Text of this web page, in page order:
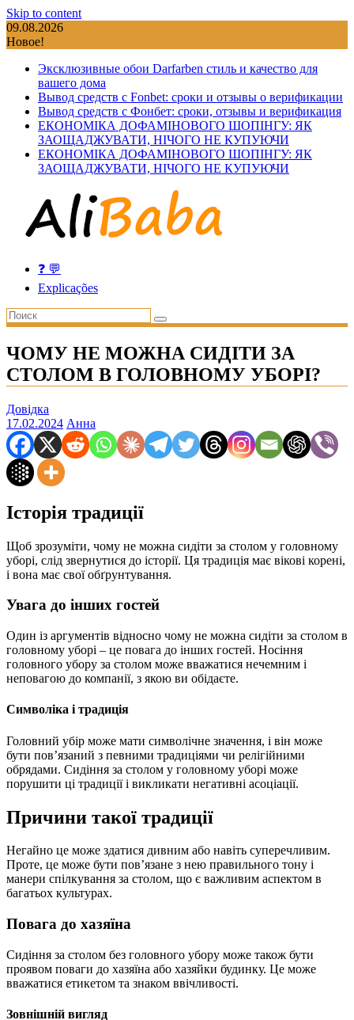
Skip to content
09.08.2026
Новое!
Эксклюзивные обои Darfarben стиль и качество для
вашего дома
Вывод средств с Fonbet: сроки и отзывы о верификации
Вывод средств с Фонбет: сроки, отзывы и верификация
ЕКОНОМІКА ДОФАМІНОВОГО ШОПІНГУ: ЯК
ЗАОЩАДЖУВАТИ, НІЧОГО НЕ КУПУЮЧИ
ЕКОНОМІКА ДОФАМІНОВОГО ШОПІНГУ: ЯК
ЗАОЩАДЖУВАТИ, НІЧОГО НЕ КУПУЮЧИ
❓ 💬
Explicações
ЧОМУ НЕ МОЖНА СИДІТИ ЗА
СТОЛОМ В ГОЛОВНОМУ УБОРІ?
Довідка
17.02.2024 Анна
Історія традиції
Щоб зрозуміти, чому не можна сидіти за столом у головному
уборі, слід звернутися до історії. Ця традиція має вікові корені,
і вона має свої обґрунтування.
Увага до інших гостей
Один із аргументів відносно чому не можна сидіти за столом в
головному уборі – це повага до інших гостей. Носіння
головного убору за столом може вважатися нечемним і
неповагою до компанії, з якою ви обідаєте.
Символіка і традиція
Головний убір може мати символічне значення, і він може
бути пов’язаний з певними традиціями чи релігійними
обрядами. Сидіння за столом у головному уборі може
порушити ці традиції і викликати негативні асоціації.
Причини такої традиції
Негайно це може здатися дивним або навіть суперечливим.
Проте, це може бути пов’язане з нею правильного тону і
манери спілкування за столом, що є важливим аспектом в
багатьох культурах.
Повага до хазяїна
Сидіння за столом без головного убору може також бути
проявом поваги до хазяїна або хазяйки будинку. Це може
вважатися етикетом та знаком ввічливості.
Зовнішній вигляд